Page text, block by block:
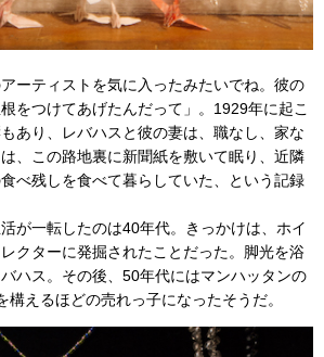
アーティストを気に入ったみたいでね。彼の
をつけてあげたんだって」。1929年に起こ
あり、レバハスと彼の妻は、職なし、家な
、この路地裏に新聞紙を敷いて眠り、近隣
べ残しを食べて暮らしていた、という記録
が一転したのは40年代。きっかけは、ホイ
クターに発掘されたことだった。脚光を浴
ハス。その後、50年代にはマンハッタンの
構えるほどの売れっ子になったそうだ。